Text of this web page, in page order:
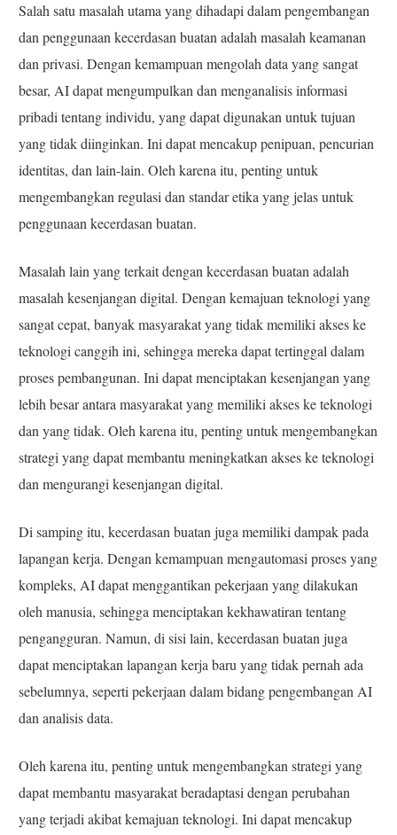
Salah satu masalah utama yang dihadapi dalam pengembangan
dan penggunaan kecerdasan buatan adalah masalah keamanan
dan privasi. Dengan kemampuan mengolah data yang sangat
besar, AI dapat mengumpulkan dan menganalisis informasi
pribadi tentang individu, yang dapat digunakan untuk tujuan
yang tidak diinginkan. Ini dapat mencakup penipuan, pencurian
identitas, dan lain-lain. Oleh karena itu, penting untuk
mengembangkan regulasi dan standar etika yang jelas untuk
penggunaan kecerdasan buatan.
Masalah lain yang terkait dengan kecerdasan buatan adalah
masalah kesenjangan digital. Dengan kemajuan teknologi yang
sangat cepat, banyak masyarakat yang tidak memiliki akses ke
teknologi canggih ini, sehingga mereka dapat tertinggal dalam
proses pembangunan. Ini dapat menciptakan kesenjangan yang
lebih besar antara masyarakat yang memiliki akses ke teknologi
dan yang tidak. Oleh karena itu, penting untuk mengembangkan
strategi yang dapat membantu meningkatkan akses ke teknologi
dan mengurangi kesenjangan digital.
Di samping itu, kecerdasan buatan juga memiliki dampak pada
lapangan kerja. Dengan kemampuan mengautomasi proses yang
kompleks, AI dapat menggantikan pekerjaan yang dilakukan
oleh manusia, sehingga menciptakan kekhawatiran tentang
pengangguran. Namun, di sisi lain, kecerdasan buatan juga
dapat menciptakan lapangan kerja baru yang tidak pernah ada
sebelumnya, seperti pekerjaan dalam bidang pengembangan AI
dan analisis data.
Oleh karena itu, penting untuk mengembangkan strategi yang
dapat membantu masyarakat beradaptasi dengan perubahan
yang terjadi akibat kemajuan teknologi. Ini dapat mencakup